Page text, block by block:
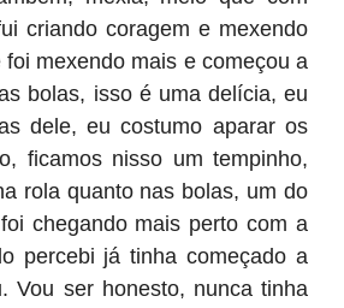
criando coragem e mexendo
mexendo mais e começou a
bolas, isso é uma delícia, eu
dele, eu costumo aparar os
ficamos nisso um tempinho,
rola quanto nas bolas, um do
chegando mais perto com a
percebi já tinha começado a
Vou ser honesto, nunca tinha